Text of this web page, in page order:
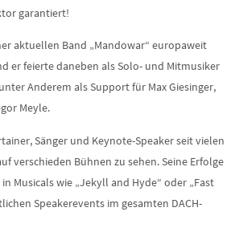
garantiert!
aktuellen Band „Mandowar“ europaweit
er feierte daneben als Solo- und Mitmusiker
Anderem als Support für Max Giesinger,
Meyle.
Sänger und Keynote-Speaker seit vielen
verschieden Bühnen zu sehen. Seine Erfolge
Musicals wie „Jekyll and Hyde“ oder „Fast
Speakerevents im gesamten DACH-